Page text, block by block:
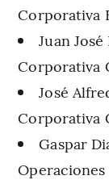
Corporativa
Juan
Corporativa
José
Corporativa
Gaspar
Operaciones